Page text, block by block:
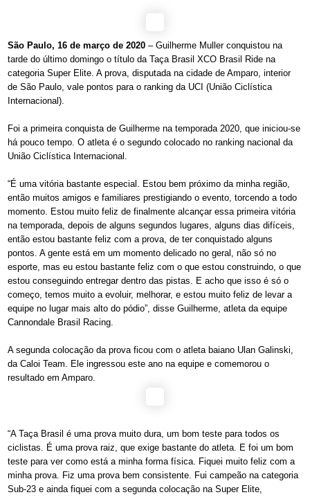
São Paulo, 16 de março de 2020 – Guilherme Muller conquistou na
tarde do último domingo o título da Taça Brasil XCO Brasil Ride na
categoria Super Elite. A prova, disputada na cidade de Amparo, interior
de São Paulo, vale pontos para o ranking da UCI (União Ciclística
Internacional).
Foi a primeira conquista de Guilherme na temporada 2020, que iniciou-se
há pouco tempo. O atleta é o segundo colocado no ranking nacional da
União Ciclística Internacional.
“É uma vitória bastante especial. Estou bem próximo da minha região,
então muitos amigos e familiares prestigiando o evento, torcendo a todo
momento. Estou muito feliz de finalmente alcançar essa primeira vitória
na temporada, depois de alguns segundos lugares, alguns dias difíceis,
então estou bastante feliz com a prova, de ter conquistado alguns
pontos. A gente está em um momento delicado no geral, não só no
esporte, mas eu estou bastante feliz com o que estou construindo, o que
estou conseguindo entregar dentro das pistas. E acho que isso é só o
começo, temos muito a evoluir, melhorar, e estou muito feliz de levar a
equipe no lugar mais alto do pódio”, disse Guilherme, atleta da equipe
Cannondale Brasil Racing.
A segunda colocação da prova ficou com o atleta baiano Ulan Galinski,
da Caloi Team. Ele ingressou este ano na equipe e comemorou o
resultado em Amparo.
“A Taça Brasil é uma prova muito dura, um bom teste para todos os
ciclistas. É uma prova raiz, que exige bastante do atleta. E foi um bom
teste para ver como está a minha forma física. Fiquei muito feliz com a
minha prova. Fiz uma prova bem consistente. Fui campeão na categoria
Sub-23 e ainda fiquei com a segunda colocação na Super Elite,